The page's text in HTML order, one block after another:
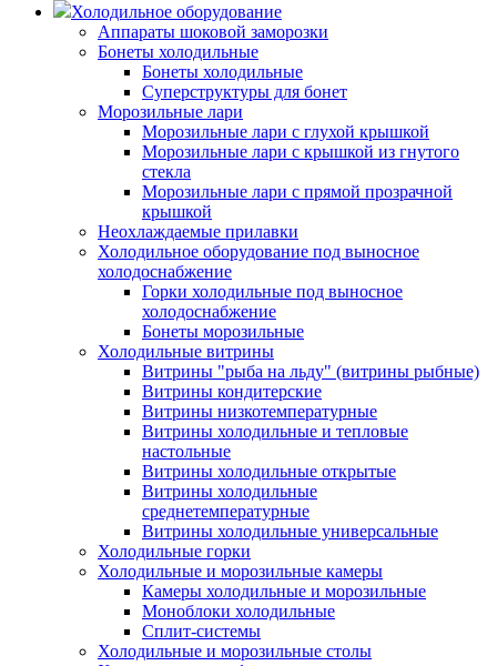
Холодильное оборудование
Аппараты шоковой заморозки
Бонеты холодильные
Бонеты холодильные
Суперструктуры для бонет
Морозильные лари
Морозильные лари с глухой крышкой
Морозильные лари с крышкой из гнутого
стекла
Морозильные лари с прямой прозрачной
крышкой
Неохлаждаемые прилавки
Холодильное оборудование под выносное
холодоснабжение
Горки холодильные под выносное
холодоснабжение
Бонеты морозильные
Холодильные витрины
Витрины "рыба на льду" (витрины рыбные)
Витрины кондитерские
Витрины низкотемпературные
Витрины холодильные и тепловые
настольные
Витрины холодильные открытые
Витрины холодильные
среднетемпературные
Витрины холодильные универсальные
Холодильные горки
Холодильные и морозильные камеры
Камеры холодильные и морозильные
Моноблоки холодильные
Сплит-системы
Холодильные и морозильные столы